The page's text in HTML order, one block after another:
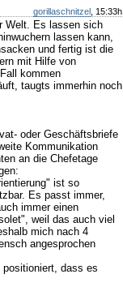
gorillaschnitzel , 15:33h
Welt. Es lassen sich
lassen kann,
und fertig ist die
mit Hilfe von
kommen
taugts immerhin noch
oder Geschäftsbriefe
Kommunikation
an die Chefetage
ist so
Es passt immer,
immer einen
weil das auch viel
mich nach 4
angesprochen
dass es